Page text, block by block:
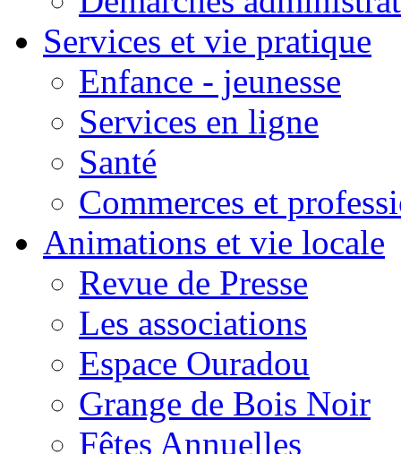
Services et vie pratique
Enfance - jeunesse
Services en ligne
Santé
Commerces et
Animations et vie locale
Revue de Presse
Les associations
Espace Ouradou
Grange de Bois Noir
Fêtes Annuelles